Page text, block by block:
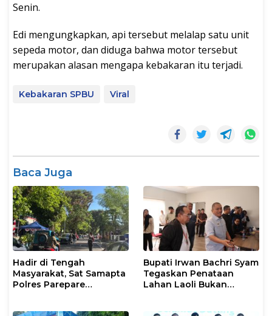
Senin.
Edi mengungkapkan, api tersebut melalap satu unit
sepeda motor, dan diduga bahwa motor tersebut
merupakan alasan mengapa kebakaran itu terjadi.
Kebakaran SPBU Viral
Baca Juga
Hadir di Tengah
Masyarakat, Sat Samapta
Polres Parepare
Bupati Irwan Bachri Syam
Tegaskan Penataan
Lahan Laoli Bukan